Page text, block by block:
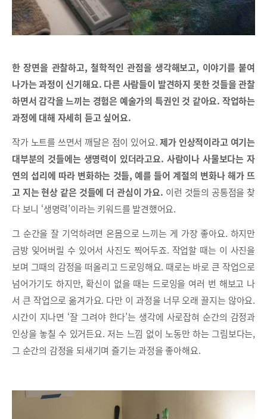
한 장면을 관찰하고, 철학적인 관점을 생각해보고, 이야기를 붙여
나가는 과정이 신기해요. 다른 사람들이 발견하지 못한 것들을 관찰
하면서 감각을 느끼는 경험은 예술가의 특권인 것 같아요. 작업하는
과정에 대해 자세히 듣고 싶어요.
작가 노트를 쓰면서 깨달은 점이 있어요.제가 인상적이라고 여기는
대부분의 것들에는 생명력이 있더라고요. 사람이나 사물보다는 자
연의 섭리에 따라 변화하는 것들, 예를 들어 계절의 변화나 해가 뜨
고 지는 현상 같은 것들에 더 관심이 가요. 이런 것들의 공통점을 찾
다 보니 ‘생명력’이라는 키워드를 발견했어요.
그 순간을 잘 기억하려면 온몸으로 느끼는 게 가장 좋아요. 하지만
금방 잊어버릴 수 있어서 사진도 찍어두죠. 작업할 때는 이 사진을
보며 그때의 감정을 떠올리고 드로잉해요. 때로는 바로 큰 작업으로
넘어가기도 하지만, 확신이 없을 때는 드로잉을 여러 번 해보고 나
서 큰 작업으로 옮겨가요. 다만 이 과정을 너무 오래 끌지는 않아요.
시간이 지나면 ‘잘 그려야 한다’는 생각에 사로잡혀 순간의 감정과
인상을 놓칠 수 있거든요. 저는 느낌 없이 노동만 하는 그림보다는,
그 순간의 감정을 되새기며 즐기는 과정을 좋아해요.